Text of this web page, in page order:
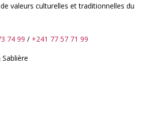
valeurs culturelles et traditionnelles du
74 99 / +241 77 57 71 99